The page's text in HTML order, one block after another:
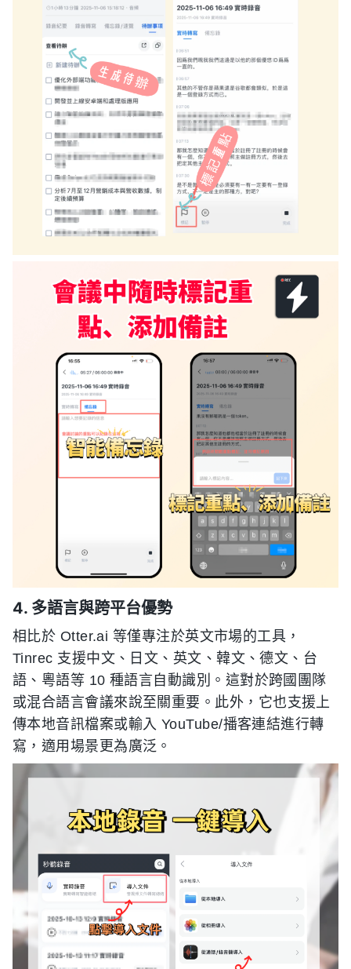
4. 多語言與跨平台優勢
相比於 Otter.ai 等僅專注於英文市場的工具，
Tinrec 支援中文、日文、英文、韓文、德文、台
語、粵語等 10 種語言自動識別。這對於跨國團隊
或混合語言會議來說至關重要。此外，它也支援上
傳本地音訊檔案或輸入 YouTube/播客連結進行轉
寫，適用場景更為廣泛。